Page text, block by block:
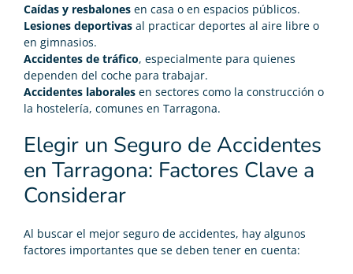
Caídas y resbalones en casa o en espacios públicos.
Lesiones deportivas al practicar deportes al aire libre o
en gimnasios.
Accidentes de tráfico, especialmente para quienes
dependen del coche para trabajar.
Accidentes laborales en sectores como la construcción o
la hostelería, comunes en Tarragona.
Elegir un Seguro de Accidentes
en Tarragona: Factores Clave a
Considerar
Al buscar el mejor seguro de accidentes, hay algunos
factores importantes que se deben tener en cuenta: